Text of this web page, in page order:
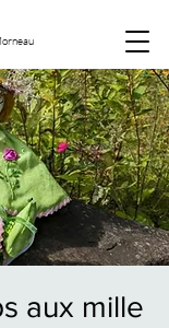
aux mille